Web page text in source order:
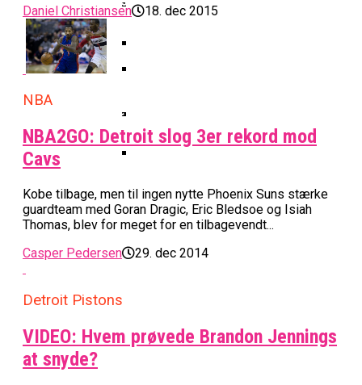
Bakken Bears Åbner FIBA Europe
Imponerede Stort I Debut I Youth
Gruppespil
Basketball Champions League
Danske Tobias Jensen Skal Møde
Portland Trail Blazers I NBA-
Kamp
Vanvittigt Overtidsdrama Mod
Medie: Lebron James Vil Stå I
Basketligaen
Fremgang For 12. År I Træk
Daniel Christiansen
18. dec 2015
NBA
NBA2GO: Detroit slog 3er rekord mod
Cavs
Kobe tilbage, men til ingen nytte Phoenix Suns stærke
guardteam med Goran Dragic, Eric Bledsoe og Isiah
Thomas, blev for meget for en tilbagevendt...
Casper Pedersen
29. dec 2014
Detroit Pistons
VIDEO: Hvem prøvede Brandon Jennings
at snyde?